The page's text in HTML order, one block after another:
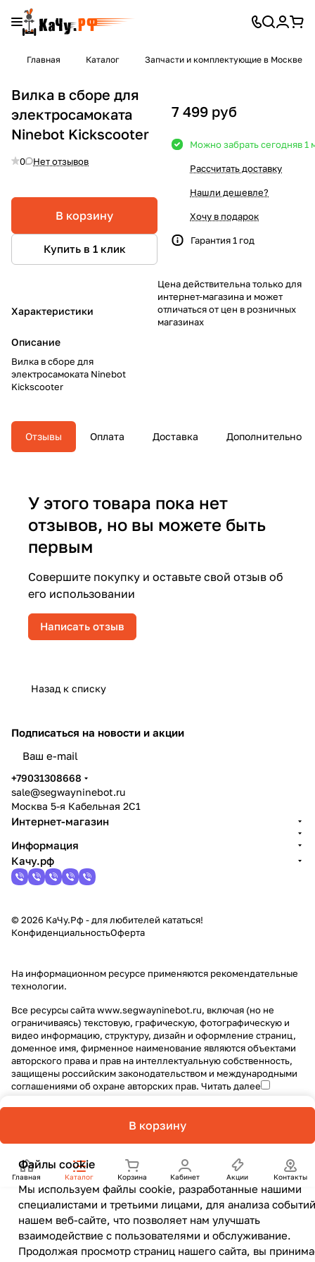
Главная Каталог Запчасти и комплектующие в Москве
Вилка в сборе для
электросамоката
Ninebot Kickscooter
0 Нет отзывов
В корзину
Купить в 1 клик
Характеристики
Описание
Вилка в сборе для
электросамоката Ninebot
Kickscooter
7 499 руб
Можно забрать сегодняв 1
Рассчитать доставку
Нашли дешевле?
Хочу в подарок
Гарантия 1 год
Цена действительна только для
интернет-магазина и может
отличаться от цен в розничных
магазинах
Отзывы Оплата Доставка Дополнительно
У этого товара пока нет
отзывов, но вы можете быть
первым
Совершите покупку и оставьте свой отзыв об
его использовании
Написать отзыв
Назад к списку
В корзину
Главная Каталог Корзина Кабинет Акции Контакты
Файлы cookie
Мы используем файлы cookie, разработанные нашими
специалистами и третьими лицами, для анализа
нашем веб-сайте, что позволяет нам улучшать
взаимодействие с пользователями и обслуживание.
Продолжая просмотр страниц нашего сайта, вы
Подписаться на новости и акции
+79031308668
sale@segwayninebot.ru
Москва 5-я Кабельная 2С1
Интернет-магазин
Информация
Качу.рф
© 2026 КаЧу.Рф - для любителей кататься!
КонфиденциальностьОферта
На информационном ресурсе применяются рекомендательные
технологии.
Все ресурсы сайта www.segwayninebot.ru, включая (но не
ограничиваясь) текстовую, графическую, фотографическую и
видео информацию, структуру, дизайн и оформление страниц,
доменное имя, фирменное наименование являются объектами
авторского права и прав на интеллектуальную собственность,
защищены российским законодательством и международными
соглашениями об охране авторских прав. Читать далее